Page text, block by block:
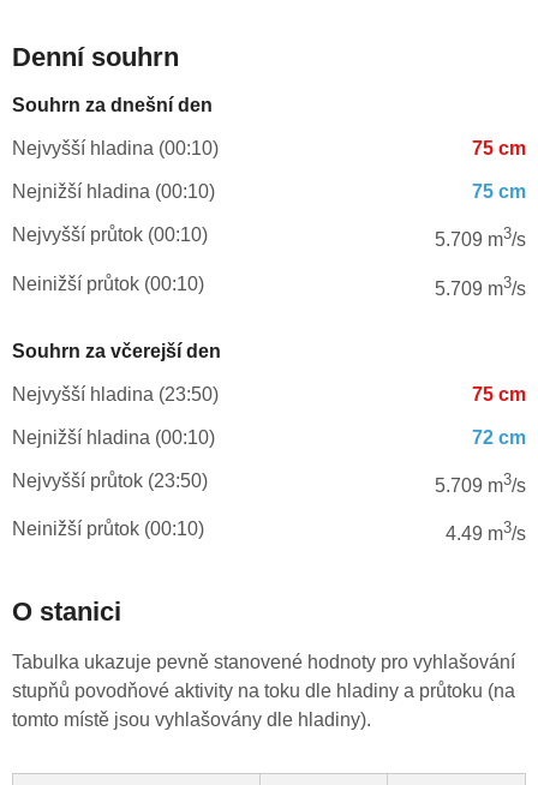
Denní souhrn
Souhrn za dnešní den
Nejvyšší hladina (00:10) 75 cm
Nejnižší hladina (00:10) 75 cm
Nejvyšší průtok (00:10) 5.709 m3/s
Neinižší průtok (00:10) 5.709 m3/s
Souhrn za včerejší den
Nejvyšší hladina (23:50) 75 cm
Nejnižší hladina (00:10) 72 cm
Nejvyšší průtok (23:50) 5.709 m3/s
Neinižší průtok (00:10) 4.49 m3/s
O stanici
Tabulka ukazuje pevně stanovené hodnoty pro vyhlašování
stupňů povodňové aktivity na toku dle hladiny a průtoku (na
tomto místě jsou vyhlašovány dle hladiny).